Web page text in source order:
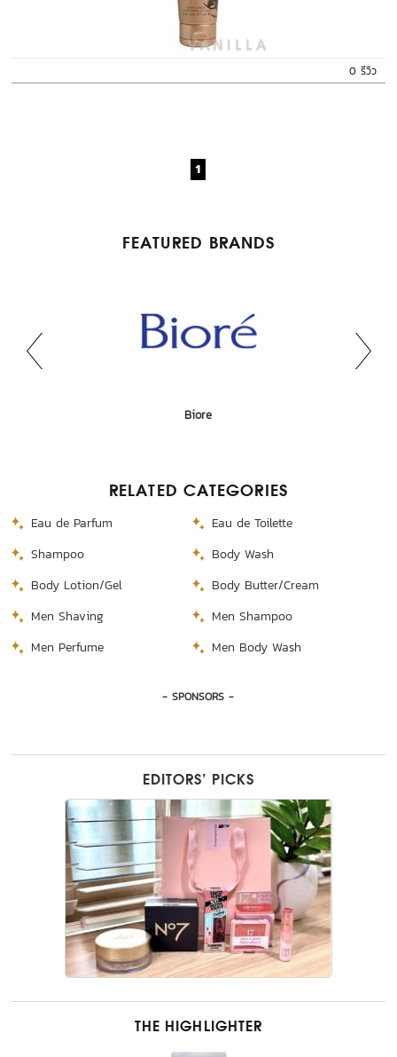
0 รีวิว
1
FEATURED BRANDS
L'oreal
Canmake
KA
Biore
RELATED CATEGORIES
Eau de Parfum
Eau de Toilette
Shampoo
Body Wash
Body Lotion/Gel
Body Butter/Cream
Men Shaving
Men Shampoo
Men Perfume
Men Body Wash
- SPONSORS -
EDITORS’ PICKS
THE HIGHLIGHTER